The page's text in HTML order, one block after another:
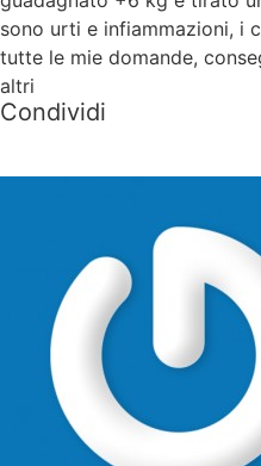
sono urti e infiammazioni, i
tutte le mie domande,
altri
Condividi